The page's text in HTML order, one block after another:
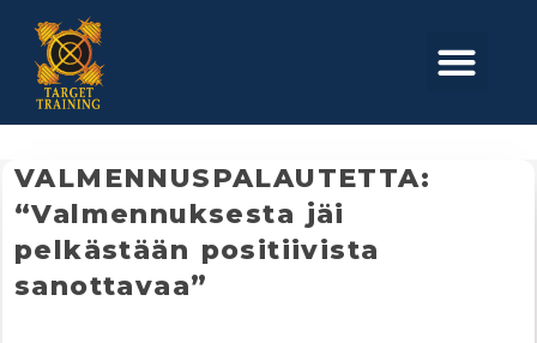
content
VALMENNUSPALAUTETTA:
“Valmennuksesta jäi
pelkästään positiivista
sanottavaa”